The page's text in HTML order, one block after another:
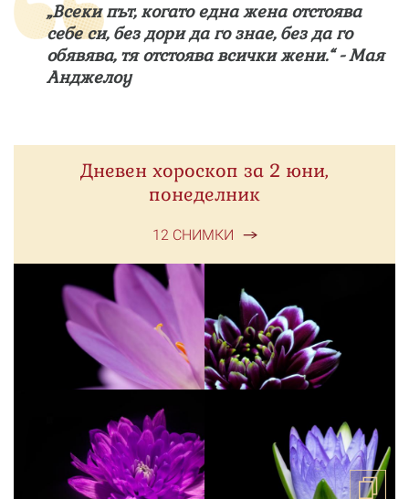
„Всеки път, когато една жена отстоява
себе си, без дори да го знае, без да го
обявява, тя отстоява всички жени.“ - Мая
Анджелоу
Дневен хороскоп за 2 юни,
понеделник
12 СНИМКИ